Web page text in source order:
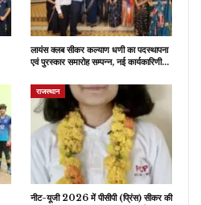
लायंस क्लब सीकर कल्याण धणी का पदस्थापना
एवं पुरस्कार समारोह सम्पन्न, नई कार्यकारिणी…
राजस्थान
नीट-यूजी 2026 में पीसीपी (प्रिंस) सीकर की